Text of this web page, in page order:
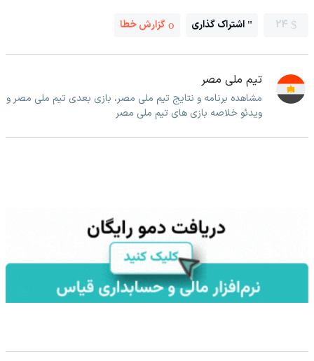
24 اشتراک گذاری گزارش خطا
تیم ملی مصر
مشاهده برنامه و نتایج تیم ملی مصر، بازی بعدی تیم ملی مصر و
ویدئو خلاصه بازی های تیم ملی مصر